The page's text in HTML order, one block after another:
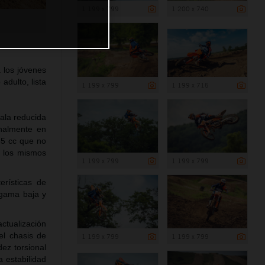
jóvenes
adulto, lista
reducida
en
cc que no
mismos
de
baja y
chasis de
torsional
estabilidad